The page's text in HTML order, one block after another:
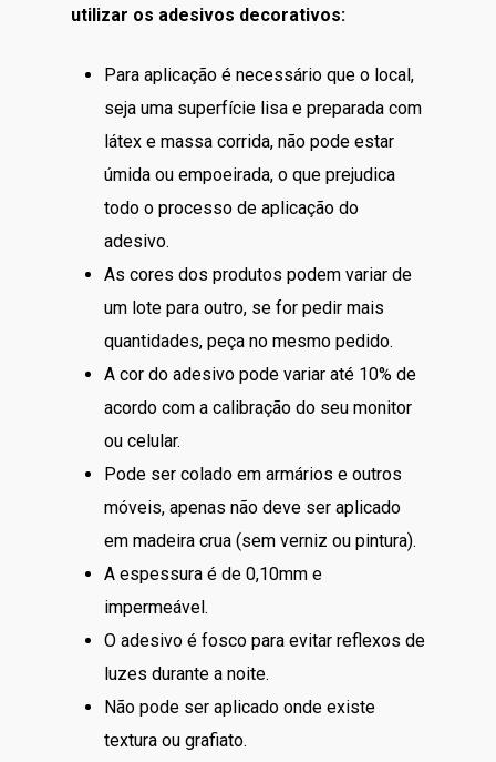
utilizar os adesivos decorativos:
Para aplicação é necessário que o local,
seja uma superfície lisa e preparada com
látex e massa corrida, não pode estar
úmida ou empoeirada, o que prejudica
todo o processo de aplicação do
adesivo.
As cores dos produtos podem variar de
um lote para outro, se for pedir mais
quantidades, peça no mesmo pedido.
A cor do adesivo pode variar até 10% de
acordo com a calibração do seu monitor
ou celular.
Pode ser colado em armários e outros
móveis, apenas não deve ser aplicado
em madeira crua (sem verniz ou pintura).
A espessura é de 0,10mm e
impermeável.
O adesivo é fosco para evitar reflexos de
luzes durante a noite.
Não pode ser aplicado onde existe
textura ou grafiato.